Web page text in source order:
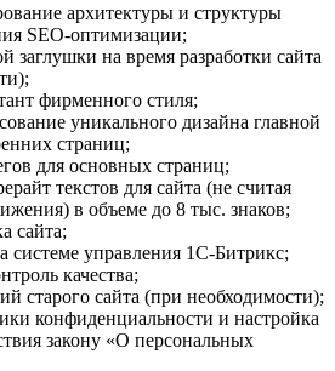
архитектуры и структуры
SEO-оптимизации;
заглушки на время разработки сайта
фирменного стиля;
уникального дизайна главной
страниц;
для основных страниц;
текстов для сайта (не считая
в объеме до 8 тыс. знаков;
сайта;
системе управления 1С-Битрикс;
качества;
старого сайта (при необходимости);
конфиденциальности и настройка
закону «О персональных